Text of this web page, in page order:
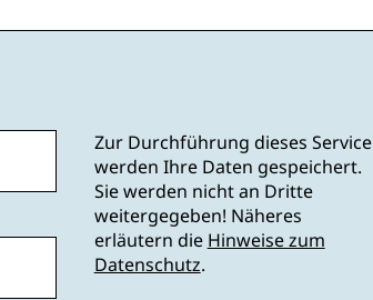
Zur Durchführung dieses Service
werden Ihre Daten gespeichert.
Sie werden nicht an Dritte
weitergegeben! Näheres
erläutern die Hinweise zum
Datenschutz.